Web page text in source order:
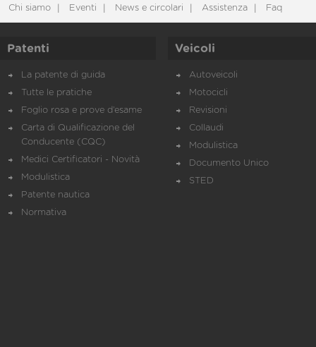
Chi siamo Eventi News e circolari Assistenza Faq
Patenti
La patente di guida
Tutte le pratiche
Foglio rosa e prove d’esame
Carta di Qualificazione del
Conducente (CQC)
Medici Certificatori - Novità
Modulistica
Patente nautica
Normativa
Veicoli
Autoveicoli
Motocicli
Revisioni
Collaudi
Modulistica
Documento Unico
STED